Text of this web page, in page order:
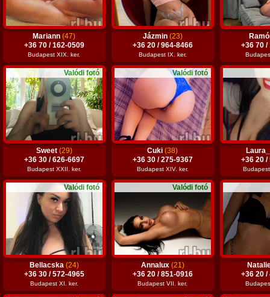
Mariann(47)
+36 70 / 162-0509
Budapest XIX. ker.
Jázmin (23)
+36 20 / 964-8466
Budapest IX. ker.
+36 70 /
Valódi fotó
Sweet (29)
+36 30 / 626-6697
Budapest XXII. ker.
Valódi fotó
Cuki(38)
+36 30 / 275-9367
Budapest XIV. ker.
+36 20 /
Valódi fotó
Bellacska (24)
+36 30 / 572-4965
Budapest XI. ker.
Valódi fotó
Annalux (21)
+36 20 / 851-0916
Budapest VII. ker.
+36 20 /